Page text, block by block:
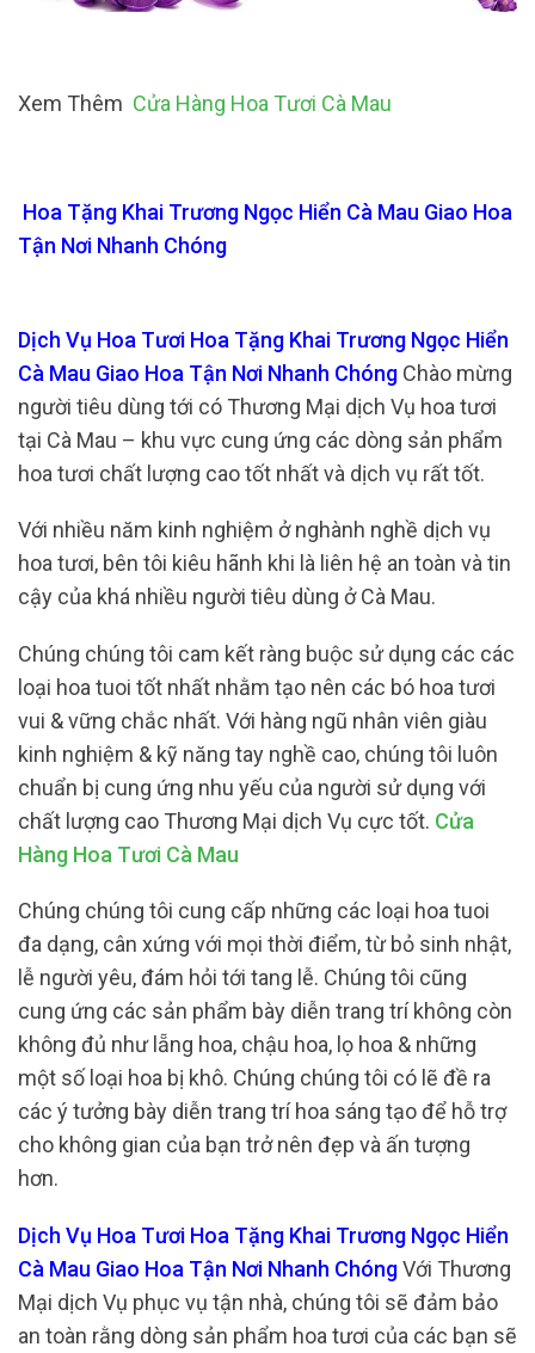
Xem Thêm Cửa Hàng Hoa Tươi Cà Mau
Hoa Tặng Khai Trương Ngọc Hiển Cà Mau Giao Hoa
Tận Nơi Nhanh Chóng
Dịch Vụ Hoa Tươi Hoa Tặng Khai Trương Ngọc Hiển
Cà Mau Giao Hoa Tận Nơi Nhanh Chóng Chào mừng
người tiêu dùng tới có Thương Mại dịch Vụ hoa tươi
tại Cà Mau – khu vực cung ứng các dòng sản phẩm
hoa tươi chất lượng cao tốt nhất và dịch vụ rất tốt.
Với nhiều năm kinh nghiệm ở nghành nghề dịch vụ
hoa tươi, bên tôi kiêu hãnh khi là liên hệ an toàn và tin
cậy của khá nhiều người tiêu dùng ở Cà Mau.
Chúng chúng tôi cam kết ràng buộc sử dụng các các
loại hoa tuoi tốt nhất nhằm tạo nên các bó hoa tươi
vui & vững chắc nhất. Với hàng ngũ nhân viên giàu
kinh nghiệm & kỹ năng tay nghề cao, chúng tôi luôn
chuẩn bị cung ứng nhu yếu của người sử dụng với
chất lượng cao Thương Mại dịch Vụ cực tốt. Cửa
Hàng Hoa Tươi Cà Mau
Chúng chúng tôi cung cấp những các loại hoa tuoi
đa dạng, cân xứng với mọi thời điểm, từ bỏ sinh nhật,
lễ người yêu, đám hỏi tới tang lễ. Chúng tôi cũng
cung ứng các sản phẩm bày diễn trang trí không còn
không đủ như lẵng hoa, chậu hoa, lọ hoa & những
một số loại hoa bị khô. Chúng chúng tôi có lẽ đề ra
các ý tưởng bày diễn trang trí hoa sáng tạo để hỗ trợ
cho không gian của bạn trở nên đẹp và ấn tượng
hơn.
Dịch Vụ Hoa Tươi Hoa Tặng Khai Trương Ngọc Hiển
Cà Mau Giao Hoa Tận Nơi Nhanh ChóngVới Thương
Mại dịch Vụ phục vụ tận nhà, chúng tôi sẽ đảm bảo
an toàn rằng dòng sản phẩm hoa tươi của các bạn sẽ